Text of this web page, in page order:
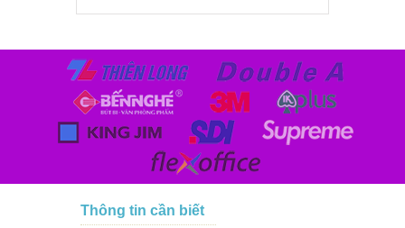
Thông tin cần biết